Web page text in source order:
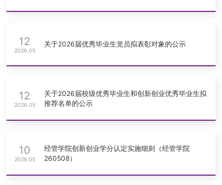
12
2026.05
关于2026届优秀毕业生党员拟表彰对象的公示
12
2026.05
关于2026届校级优秀毕业生和创新创业优秀毕业生拟
推荐名单的公示
10
2026.05
经管学院创新创业学分认定实施细则（经管学院
260508）